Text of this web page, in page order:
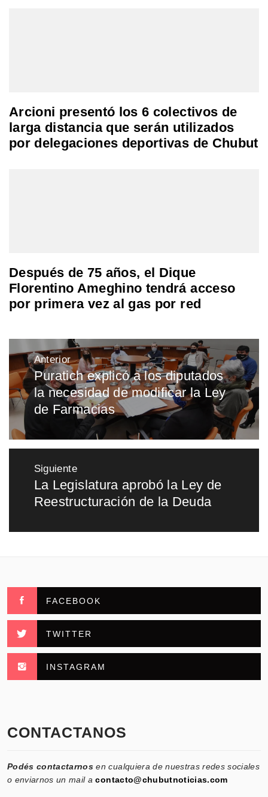
Arcioni presentó los 6 colectivos de
larga distancia que serán utilizados
por delegaciones deportivas de Chubut
Después de 75 años, el Dique
Florentino Ameghino tendrá acceso
por primera vez al gas por red
Navegación
de
entradas
Anterior
Entrada
anterior:
Puratich explicó a los diputados
la necesidad de modificar la Ley
de Farmacias
Siguiente
Entrada
siguiente:
La Legislatura aprobó la Ley de
Reestructuración de la Deuda
FACEBOOK
TWITTER
INSTAGRAM
CONTACTANOS
Podés contactarnos en cualquiera de nuestras redes sociales
o enviarnos un mail acontacto@chubutnoticias.com